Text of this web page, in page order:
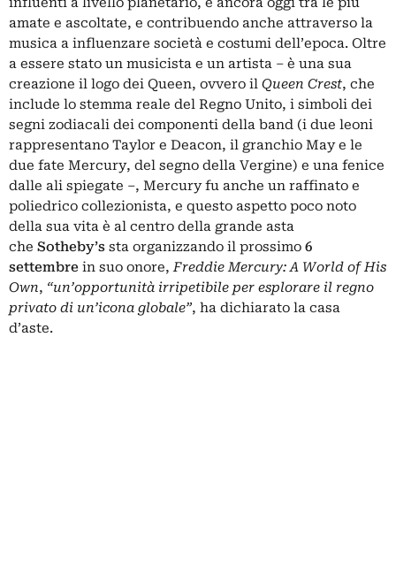
amate e ascoltate, e contribuendo anche attraverso la
musica a influenzare società e costumi dell’epoca. Oltre
a essere stato un musicista e un artista – è una sua
creazione il logo dei Queen, ovvero il Queen Crest, che
include lo stemma reale del Regno Unito, i simboli dei
segni zodiacali dei componenti della band (i due leoni
rappresentano Taylor e Deacon, il granchio May e le
due fate Mercury, del segno della Vergine) e una fenice
dalle ali spiegate –, Mercury fu anche un raffinato e
poliedrico collezionista, e questo aspetto poco noto
della sua vita è al centro della grande asta
che Sotheby’s sta organizzando il prossimo 6
settembre in suo onore,Freddie Mercury: A World of His
Own, “un’opportunità irripetibile per esplorare il regno
privato di un’icona globale”, ha dichiarato la casa
d’aste.